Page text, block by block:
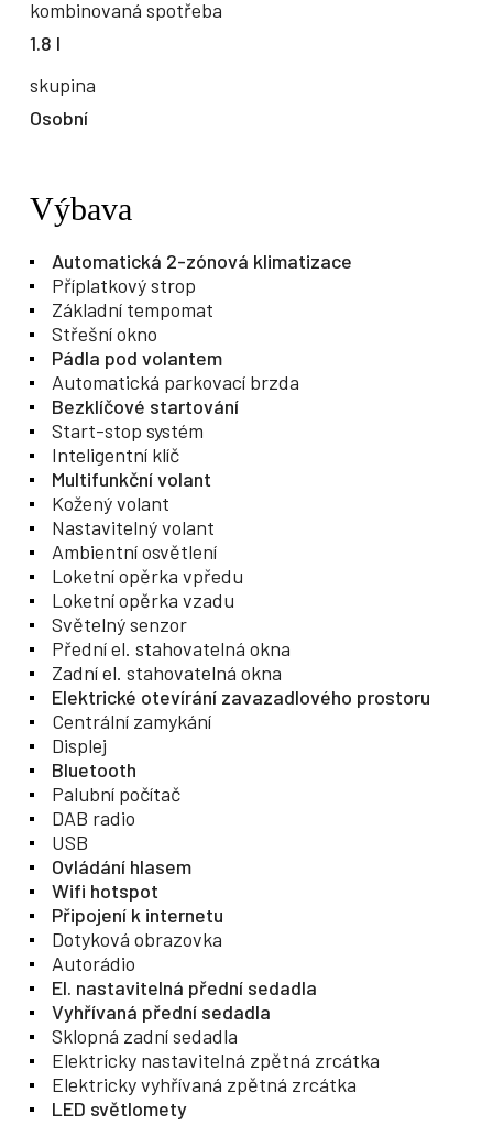
kombinovaná spotřeba
1.8 l
skupina
Osobní
Výbava
Automatická 2-zónová klimatizace
Příplatkový strop
Základní tempomat
Střešní okno
Pádla pod volantem
Automatická parkovací brzda
Bezklíčové startování
Start-stop systém
Inteligentní klíč
Multifunkční volant
Kožený volant
Nastavitelný volant
Ambientní osvětlení
Loketní opěrka vpředu
Loketní opěrka vzadu
Světelný senzor
Přední el. stahovatelná okna
Zadní el. stahovatelná okna
Elektrické otevírání zavazadlového prostoru
Centrální zamykání
Displej
Bluetooth
Palubní počítač
DAB radio
USB
Ovládání hlasem
Wifi hotspot
Připojení k internetu
Dotyková obrazovka
Autorádio
El. nastavitelná přední sedadla
Vyhřívaná přední sedadla
Sklopná zadní sedadla
Elektricky nastavitelná zpětná zrcátka
Elektricky vyhřívaná zpětná zrcátka
LED světlomety